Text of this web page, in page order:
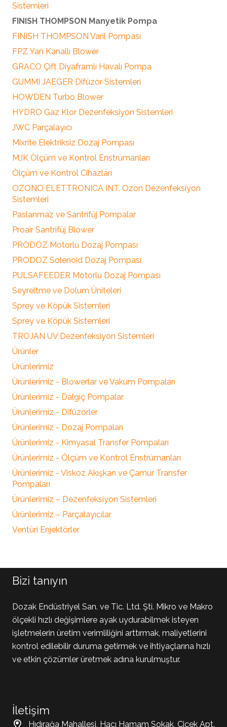
Sistemleri
FINISH THOMPSON Manyetik Pompa
FINISH THOMPSON Varil Pompası
FPZ Yan Kanallı Blower
GRACO Çift Diyaframlı Havalı Pompa
GUMMI JAEGER Difüzör Sistemleri
HOWDEN Turbo Blower
HYDRO Gaz Klor Dezenfeksiyon Sistemleri
JWC Parçalayıcı
Mixrite Elektriksiz Dozaj Pompası
MJK Ölçüm ve Kontrol Enstrümanları
Ölçüm ve Kontrol Cihazları
OZONO ELETTRONICA INT. Ozon Dezenfeksiyon
Sistemleri
Paslanmaz ve Santrifüj Pompalar
Proair Santrifüj Blower
PRODOZ Motorlu Dozaj Pompası
PRODOZ Solenoid Dozaj Pompası
PULSAFEEDER Motorlu Dozaj Pompası
Seyreltme ve Dolum Üniteleri
Sprey ve Köpük Sistemleri
Sprey ve Köpük Sistemleri
TROJAN UV Dezenfeksiyon Sistemleri
Ürünler
Ürünlerimiz
Ürünlerimiz - Blowerlar ve Vakum Pompaları
Ürünlerimiz - Dalgıç Pompalar
Ürünlerimiz - Difüzörler
Ürünlerimiz - Dozaj Pompaları
Ürünlerimiz - Kimyasal Transfer Pompaları
Ürünlerimiz - Ölçüm ve Kontrol Enstrümanları
Ürünlerimiz - Viskoz Akışkan ve Çamur Transfer
Pompaları
Ürünlerimiz – Dezenfeksiyon Sistemleri
Ürünlerimiz – Parçalayıcılar
Ventüri Enjektörler
Bizi tanıyın
Dozak Endüstriyel San. ve Tic. Ltd. Şti. Mikro ve Makro
ölçekli hızlı değişimlere ayak uydurabilmek isteyen
işletmelerin üretim verimliliğini arttırmak, maliyetlerini
kontrol edilebilir duruma getirmek ve ihtiyaçlarına hızlı
ve etkin çözümler üretmek adına kurulmuştur.
İletişim
Hıdırağa Mahallesi, Hacı Hamam Sokak, Çiçek Apt.